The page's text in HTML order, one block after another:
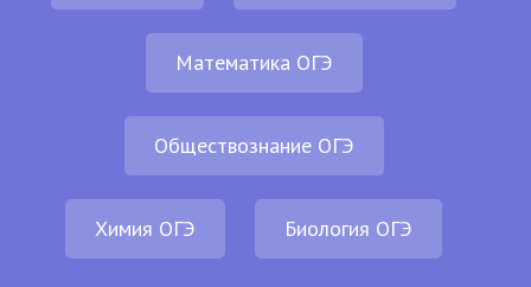
Математика ОГЭ
Обществознание ОГЭ
Химия ОГЭ Биология ОГЭ